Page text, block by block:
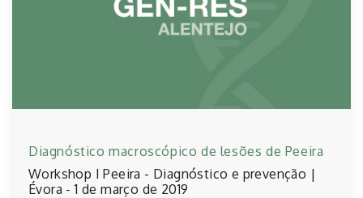
Diagnóstico macroscópico de lesões de Peeira
Workshop I Peeira - Diagnóstico e prevenção |
Évora - 1 de março de 2019